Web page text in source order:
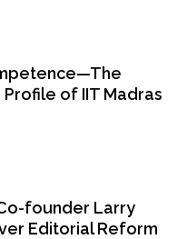
Profile of IIT Madras
founder Larry
Editorial Reform